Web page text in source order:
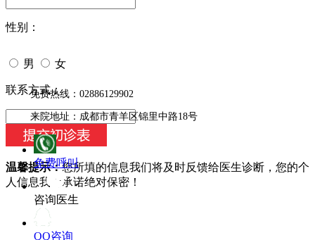
性别：
男 女
今天日期：
联系方式：
温馨提示：您所填的信息我们将及时反馈给医生诊断，您的个
人信息我们承诺绝对保密！
免费热线：02886129902
来院地址：成都市青羊区锦里中路18号
免费呼叫
咨询医生
QQ咨询